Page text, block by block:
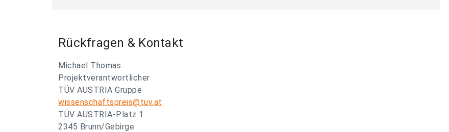
Rückfragen & Kontakt
Michael Thomas
Projektverantwortlicher
TÜV AUSTRIA Gruppe
wissenschaftspreis@tuv.at
TÜV AUSTRIA-Platz 1
2345 Brunn/Gebirge